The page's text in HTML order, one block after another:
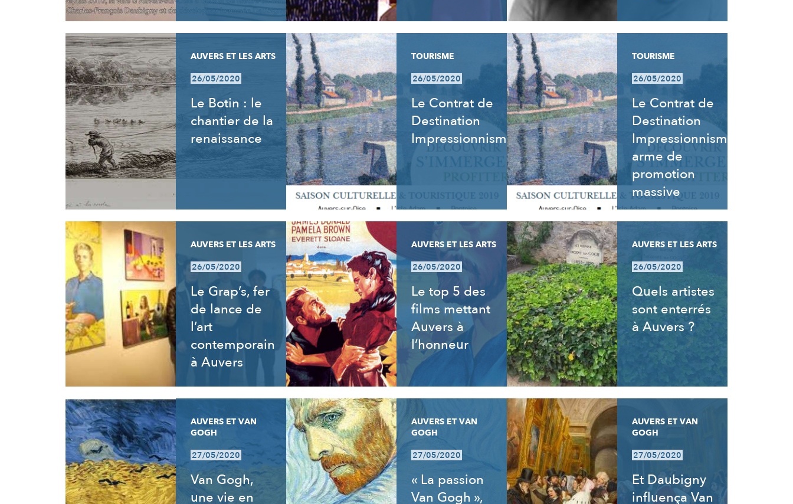
AUVERS ET LES ARTS
26/05/2020
Le Botin : le
chantier de la
renaissance
TOURISME
26/05/2020
Le Contrat de
Destination
Impressionnisme
TOURISME
26/05/2020
Le Contrat de
Destination
Impressionnisme,
arme de
promotion
massive
AUVERS ET LES ARTS
26/05/2020
Le Grap’s, fer
de lance de
l’art
contemporain
à Auvers
AUVERS ET LES ARTS
26/05/2020
Le top 5 des
films mettant
Auvers à
l’honneur
AUVERS ET LES ARTS
26/05/2020
Quels artistes
sont enterrés
à Auvers ?
AUVERS ET VAN
GOGH
27/05/2020
Van Gogh,
une vie en
AUVERS ET VAN
GOGH
27/05/2020
« La passion
Van Gogh »,
AUVERS ET VAN
GOGH
27/05/2020
Et Daubigny
influença Van